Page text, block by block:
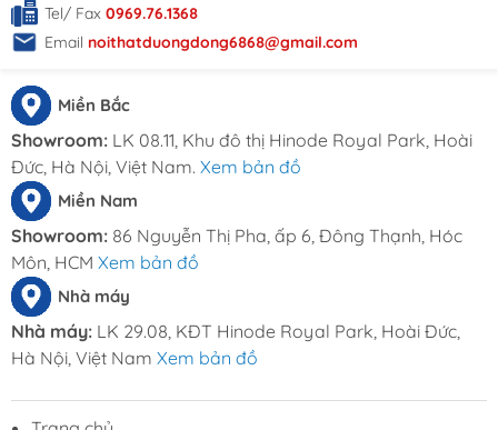
Tel/ Fax 0969.76.1368
Email noithatduongdong6868@gmail.com
Miền Bắc
Showroom: LK 08.11, Khu đô thị Hinode Royal Park, Hoài
Đức, Hà Nội, Việt Nam. Xem bản đồ
Miền Nam
Showroom: 86 Nguyễn Thị Pha, ấp 6, Đông Thạnh, Hóc
Môn, HCM Xem bản đồ
Nhà máy
Nhà máy: LK 29.08, KĐT Hinode Royal Park, Hoài Đức,
Hà Nội, Việt Nam Xem bản đồ